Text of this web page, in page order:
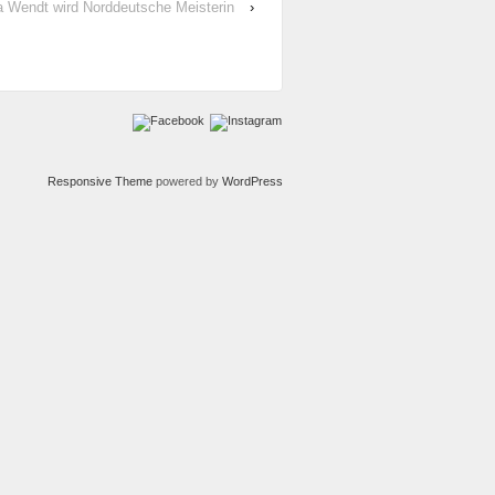
wird Norddeutsche Meisterin
›
Responsive Themepowered by WordPress